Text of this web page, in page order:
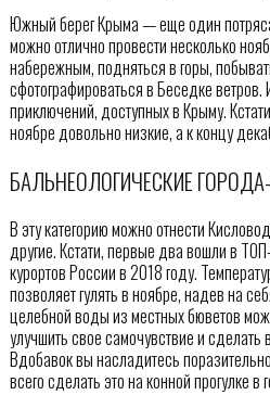
Южный берег Крыма — еще один
можно отлично провести несколько
набережным, подняться в горы,
сфотографироваться в Беседке
приключений, доступных в Крыму.
ноябре довольно низкие, а к концу
БАЛЬНЕОЛОГИЧЕСКИЕ
В эту категорию можно отнести
другие. Кстати, первые два вошли в
курортов России в 2018 году.
позволяет гулять в ноябре, надев на
целебной воды из местных бюветов
улучшить свое самочувствие и
Вдобавок вы насладитесь
всего сделать это на конной прогулке в